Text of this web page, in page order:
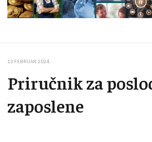
13 FEBRUAR 2024
Priručnik za
zaposlene